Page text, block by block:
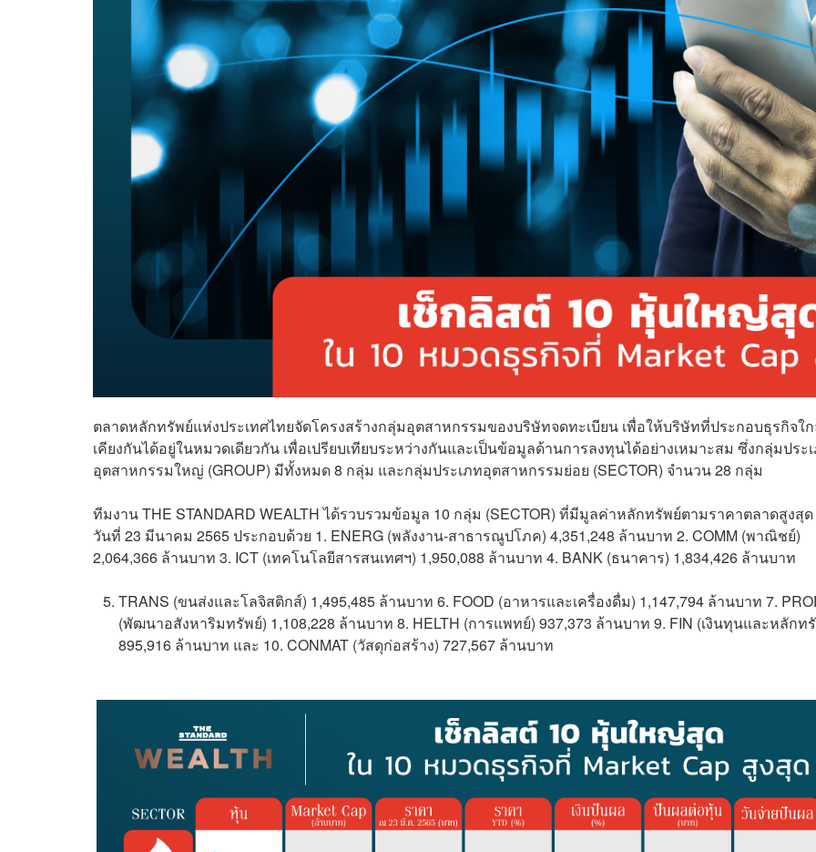
ตลาดหลักทรัพย์แห่งประเทศไทยจัดโครงสร้างกลุ่มอุตสาหกรรมของบริษัทจดทะเบียน เพื่อให้บริษัทที่ประกอบธุรกิจใ
เคียงกันได้อยู่ในหมวดเดียวกัน เพื่อเปรียบเทียบระหว่างกันและเป็นข้อมูลด้านการลงทุนได้อย่างเหมาะสม ซึ่งกลุ่มประ
อุตสาหกรรมใหญ่ (GROUP) มีทั้งหมด 8 กลุ่ม และกลุ่มประเภทอุตสาหกรรมย่อย (SECTOR) จำนวน 28 กลุ่ม
ทีมงาน THE STANDARD WEALTH ได้รวบรวมข้อมูล 10 กลุ่ม (SECTOR) ที่มีมูลค่าหลักทรัพย์ตามราคาตลาดสูงสุ
วันที่ 23 มีนาคม 2565 ประกอบด้วย 1. ENERG (พลังงาน-สาธารณูปโภค) 4,351,248 ล้านบาท 2. COMM (พาณิชย์)
2,064,366 ล้านบาท 3. ICT (เทคโนโลยีสารสนเทศฯ) 1,950,088 ล้านบาท 4. BANK (ธนาคาร) 1,834,426 ล้านบาท
TRANS (ขนส่งและโลจิสติกส์) 1,495,485 ล้านบาท 6. FOOD (อาหารและเครื่องดื่ม) 1,147,794 ล้านบาท 7.
(พัฒนาอสังหาริมทรัพย์) 1,108,228 ล้านบาท 8. HELTH (การแพทย์) 937,373 ล้านบาท 9. FIN (เงินทุนและหลักท
895,916 ล้านบาท และ 10. CONMAT (วัสดุก่อสร้าง) 727,567 ล้านบาท